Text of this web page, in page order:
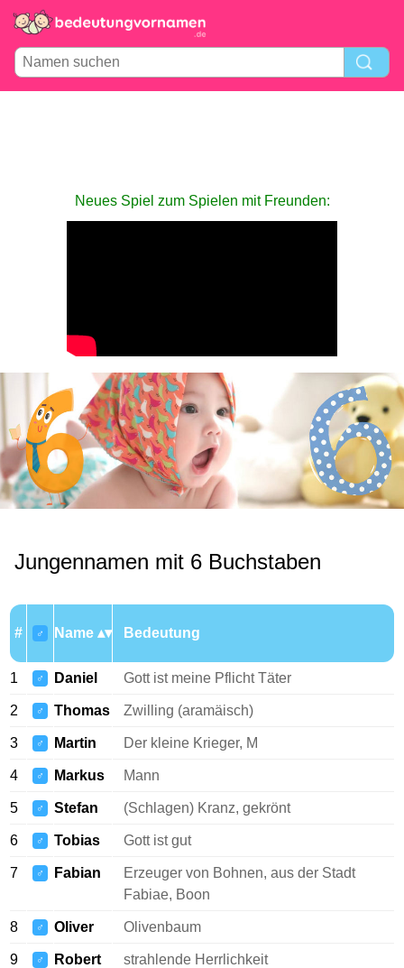
Neues Spiel zum Spielen mit Freunden:
Jungennamen mit 6 Buchstaben
# ♂ Name Bedeutung
1 ♂ Daniel Gott ist meine Pflicht Täter
2 ♂ Thomas Zwilling (aramäisch)
3 ♂ Martin Der kleine Krieger, M
4 ♂ Markus Mann
5 ♂ Stefan (Schlagen) Kranz, gekrönt
6 ♂ Tobias Gott ist gut
7 ♂ Fabian
Erzeuger von Bohnen, aus der Stadt
Fabiae, Boon
8 ♂ Oliver Olivenbaum
9 ♂ Robert strahlende Herrlichkeit